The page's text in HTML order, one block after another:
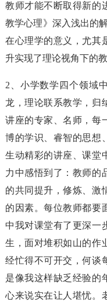
教师才能不断取得新的
教学心理》深入浅出的
在心理学的意义，尤其
升实现了理论视角下的教
2、小学数学四个领域
龙，理论联系教学，归
讲座的专家、名师，每
博的学识、睿智的思想
生动精彩的讲座、课堂
力中感悟到了：教师的
的共同提升，修炼、激
的因素。每位教师都要
中我对课堂有了更深一
生，面对堆积如山的作
经忙得不可开交，何谈
是像我这样缺乏经验的
心来说实在让人堪忧。